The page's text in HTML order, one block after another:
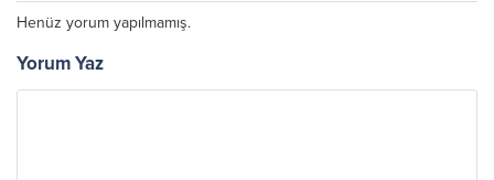
Henüz yorum yapılmamış.
Yorum Yaz